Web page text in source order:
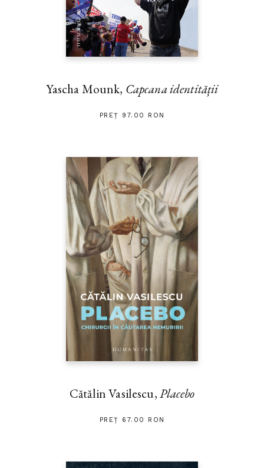
Yascha Mounk, Capcana identității
PREȚ 97.00 RON
Cătălin Vasilescu,Placebo
PREȚ 67.00 RON